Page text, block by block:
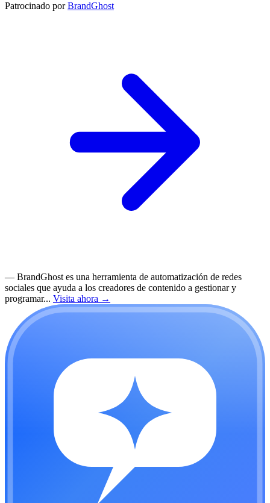
Patrocinado por BrandGhost
— BrandGhost es una herramienta de automatización de redes
sociales que ayuda a los creadores de contenido a gestionar y
programar... Visita ahora →